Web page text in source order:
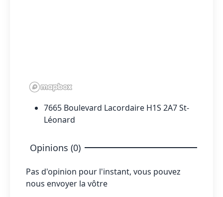
7665 Boulevard Lacordaire H1S 2A7 St-
Léonard
Opinions (0)
Pas d'opinion pour l'instant, vous pouvez
nous envoyer la vôtre